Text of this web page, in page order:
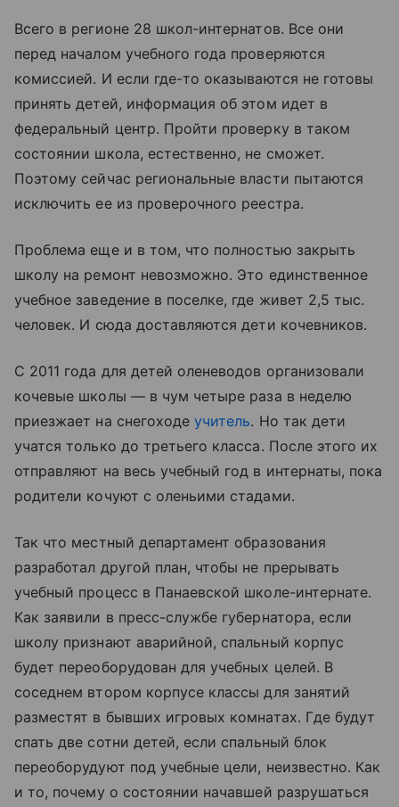
Всего в регионе 28 школ-интернатов. Все они
перед началом учебного года проверяются
комиссией. И если где-то оказываются не готовы
принять детей, информация об этом идет в
федеральный центр. Пройти проверку в таком
состоянии школа, естественно, не сможет.
Поэтому сейчас региональные власти пытаются
исключить ее из проверочного реестра.
Проблема еще и в том, что полностью закрыть
школу на ремонт невозможно. Это единственное
учебное заведение в поселке, где живет 2,5 тыс.
человек. И сюда доставляются дети кочевников.
С 2011 года для детей оленеводов организовали
кочевые школы — в чум четыре раза в неделю
приезжает на снегоходеучитель. Но так дети
учатся только до третьего класса. После этого их
отправляют на весь учебный год в интернаты, пока
родители кочуют с оленьими стадами.
Так что местный департамент образования
разработал другой план, чтобы не прерывать
учебный процесс в Панаевской школе-интернате.
Как заявили в пресс-службе губернатора, если
школу признают аварийной, спальный корпус
будет переоборудован для учебных целей. В
соседнем втором корпусе классы для занятий
разместят в бывших игровых комнатах. Где будут
спать две сотни детей, если спальный блок
переоборудуют под учебные цели, неизвестно. Как
и то, почему о состоянии начавшей разрушаться